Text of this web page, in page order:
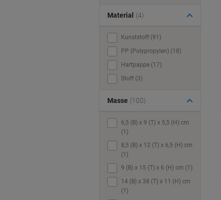
Material (4)
Kunststoff (91)
PP (Polypropylen) (18)
Hartpappe (17)
Stoff (3)
Masse (100)
6,5 (B) x 9 (T) x 5,5 (H) cm
(1)
8,5 (B) x 12 (T) x 6,5 (H) cm
(1)
9 (B) x 15 (T) x 6 (H) cm (1)
14 (B) x 38 (T) x 11 (H) cm
(1)